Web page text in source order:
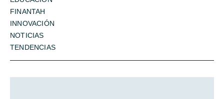
FINANTAH
INNOVACIÓN
NOTICIAS
TENDENCIAS